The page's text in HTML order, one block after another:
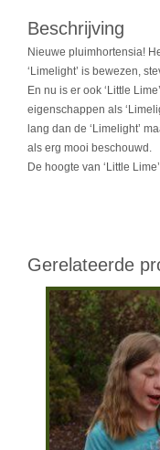
Beschrijving
Nieuwe pluimhortensia!
‘Limelight’ is bewezen,
En nu is er ook ‘Little
eigenschappen als
lang dan de ‘Limelight’
als erg mooi beschouwd.
De hoogte van ‘Little
Gerelateerde